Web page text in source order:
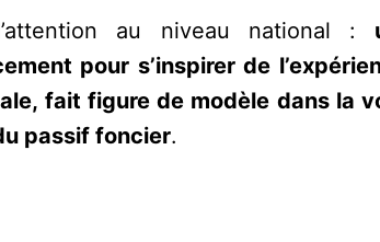
au niveau national :
pour s’inspirer de
fait figure de modèle dans la
passif foncier.